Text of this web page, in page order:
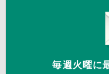
毎週火曜に